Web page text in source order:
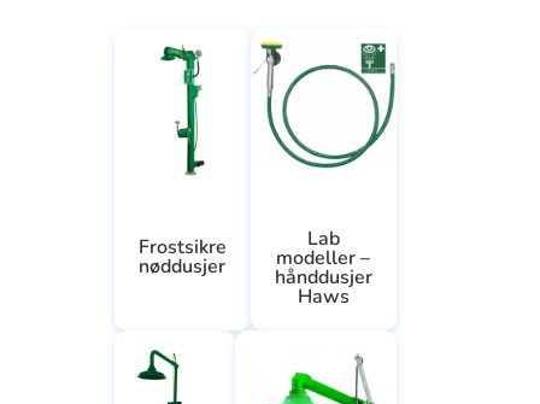
Frostsikre
nøddusjer
Lab
modeller –
hånddusjer
Haws